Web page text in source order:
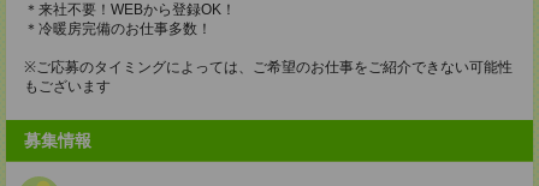
＊来社不要！WEBから登録OK！
＊冷暖房完備のお仕事多数！
※ご応募のタイミングによっては、ご希望のお仕事をご紹介できない可能性
もございます
募集情報